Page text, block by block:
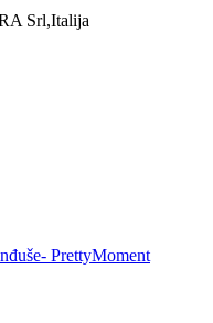
Srl,Italija